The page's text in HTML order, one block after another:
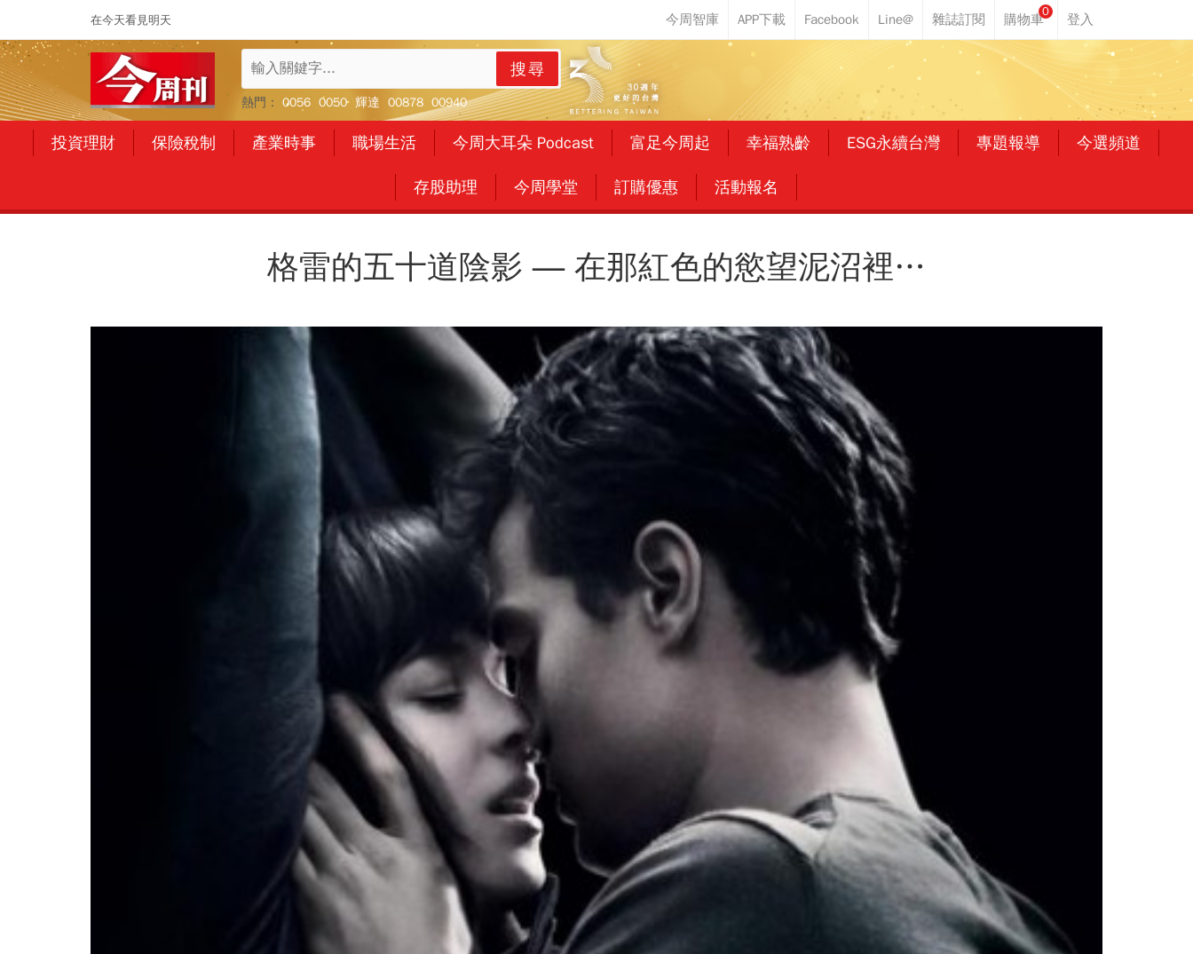
在今天看見明天
0
搜尋
熱門： 0056 0050 輝達 00878 00940
投資理財 保險稅制 產業時事 職場生活 今周大耳朵 Podcast 富足今周起 幸福熟齡 ESG永續台灣 專題報導 今選頻道
存股助理 今周學堂 訂購優惠 活動報名
格雷的五十道陰影 ― 在那紅色的慾望泥沼裡…